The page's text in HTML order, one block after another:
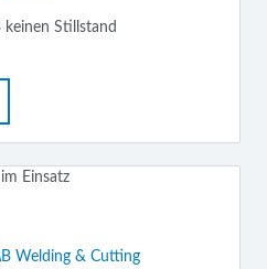
keinen Stillstand
Welding & Cutting